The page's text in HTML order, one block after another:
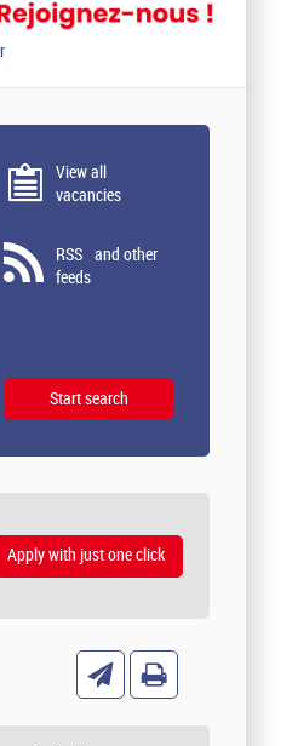
View all
vacancies
RSS and other
feeds